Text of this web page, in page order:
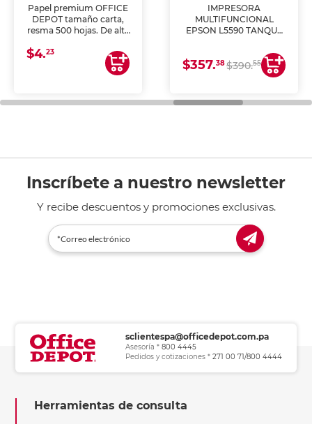
Papel premium OFFICE
DEPOT tamaño carta,
resma 500 hojas. De alta
uniforme, ideal para
impresoras de inyección
de tinta y láser,
general de oficina.
$4.23
IMPRESORA
MULTIFUNCIONAL
EPSON L5590 TANQUE
COPIA Y ESCANEA)
$357.38$390.55
Inscríbete a nuestro newsletter
Y recibe descuentos y promociones exclusivas.
sclientespa@officedepot.com.pa
Asesoría * 800 4445
Pedidos y cotizaciones * 271 00 71/800 4444
Herramientas de consulta